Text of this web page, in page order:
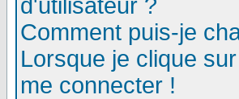
d'utilisateur ?
Comment puis-je
Lorsque je clique
me connecter !